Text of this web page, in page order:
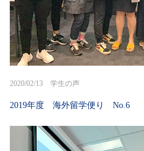
2020/02/13 学生の声
2019年度 海外留学便り No.6